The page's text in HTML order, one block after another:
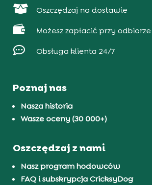
 Oszczędzaj na dostawie
 Możesz zapłacić przy odbiorze
 Obsługa klienta 24/7
Poznaj nas
Nasza historia
Wasze oceny (30 000+)
Oszczędzaj z nami
Nasz program hodowców
FAQ i subskrypcja CricksyDog